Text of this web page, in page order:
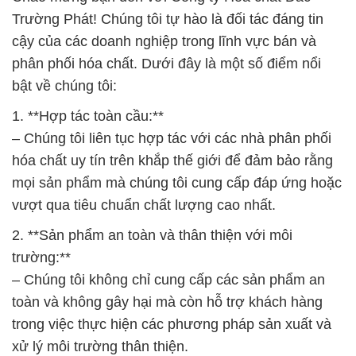
Trường Phát! Chúng tôi tự hào là đối tác đáng tin
cậy của các doanh nghiệp trong lĩnh vực bán và
phân phối hóa chất. Dưới đây là một số điểm nổi
bật về chúng tôi:
1. **Hợp tác toàn cầu:**
– Chúng tôi liên tục hợp tác với các nhà phân phối
hóa chất uy tín trên khắp thế giới để đảm bảo rằng
mọi sản phẩm mà chúng tôi cung cấp đáp ứng hoặc
vượt qua tiêu chuẩn chất lượng cao nhất.
2. **Sản phẩm an toàn và thân thiện với môi
trường:**
– Chúng tôi không chỉ cung cấp các sản phẩm an
toàn và không gây hại mà còn hỗ trợ khách hàng
trong việc thực hiện các phương pháp sản xuất và
xử lý môi trường thân thiện.